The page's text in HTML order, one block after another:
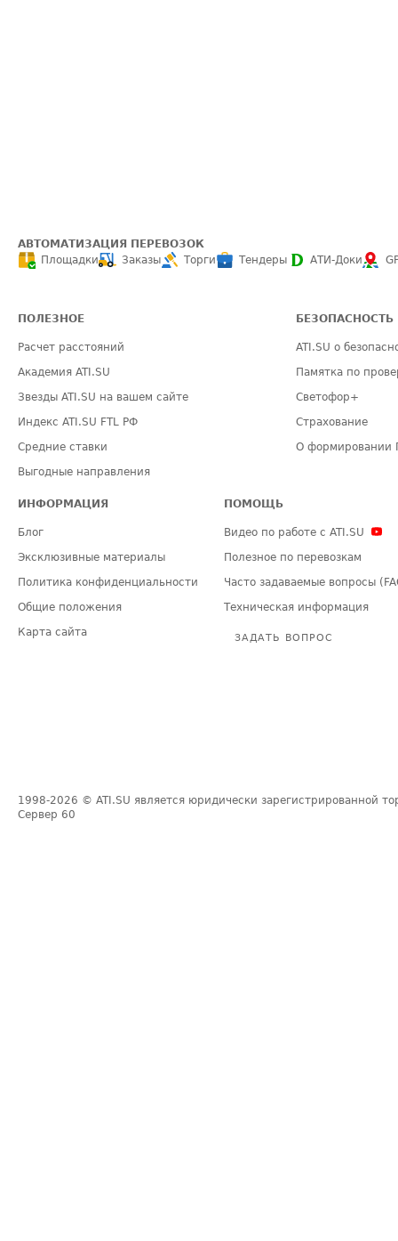
АВТОМАТИЗАЦИЯ ПЕРЕВОЗОК
Площадки
Заказы Торги Тендеры АТИ-Доки
ПОЛЕЗНОЕ
Расчет расстояний
Академия ATI.SU
Звезды ATI.SU на вашем сайте
Индекс ATI.SU FTL РФ
Средние ставки
Выгодные направления
БЕЗОПАСНОСТЬ
ATI.SU о
Памятка по
Светофор+
Страхование
О формировании
ИНФОРМАЦИЯ
Блог
Эксклюзивные материалы
Политика конфиденциальности
Общие положения
Карта сайта
ПОМОЩЬ
Видео по работе с ATI.SU
Полезное по перевозкам
Часто задаваемые вопросы
Техническая информация
ЗАДАТЬ ВОПРОС
1998-2026 © ATI.SU является юридически зарегистрированной
Сервер 60